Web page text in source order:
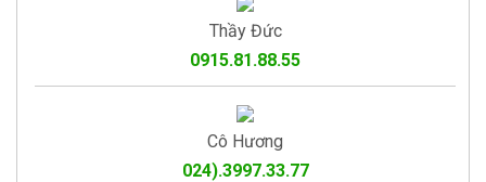
Thầy Đức
0915.81.88.55
Cô Hương
024).3997.33.77